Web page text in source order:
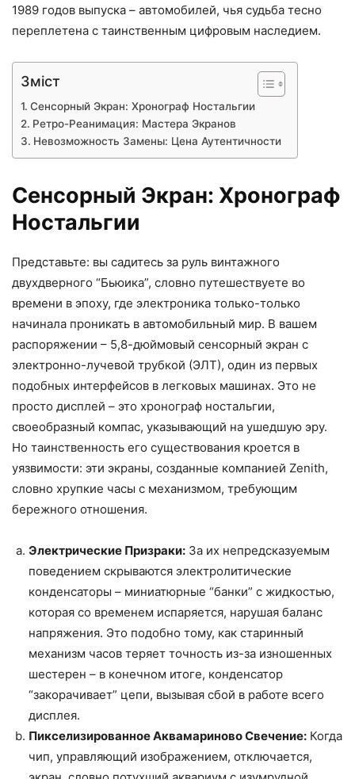
1989 годов выпуска – автомобилей, чья судьба тесно
переплетена с таинственным цифровым наследием.
Зміст
Сенсорный Экран: Хронограф Ностальгии
Ретро-Реанимация: Мастера Экранов
Невозможность Замены: Цена Аутентичности
Сенсорный Экран: Хронограф
Ностальгии
Представьте: вы садитесь за руль винтажного
двухдверного “Бьюика”, словно путешествуете во
времени в эпоху, где электроника только-только
начинала проникать в автомобильный мир. В вашем
распоряжении – 5,8-дюймовый сенсорный экран с
электронно-лучевой трубкой (ЭЛТ), один из первых
подобных интерфейсов в легковых машинах. Это не
просто дисплей – это хронограф ностальгии,
своеобразный компас, указывающий на ушедшую эру.
Но таинственность его существования кроется в
уязвимости: эти экраны, созданные компанией Zenith,
словно хрупкие часы с механизмом, требующим
бережного отношения.
Электрические Призраки: За их непредсказуемым
поведением скрываются электролитические
конденсаторы – миниатюрные “банки” с жидкостью,
которая со временем испаряется, нарушая баланс
напряжения. Это подобно тому, как старинный
механизм часов теряет точность из-за изношенных
шестерен – в конечном итоге, конденсатор
“закорачивает” цепи, вызывая сбой в работе всего
дисплея.
Пикселизированное Аквамариново Свечение: Когда
чип, управляющий изображением, отключается,